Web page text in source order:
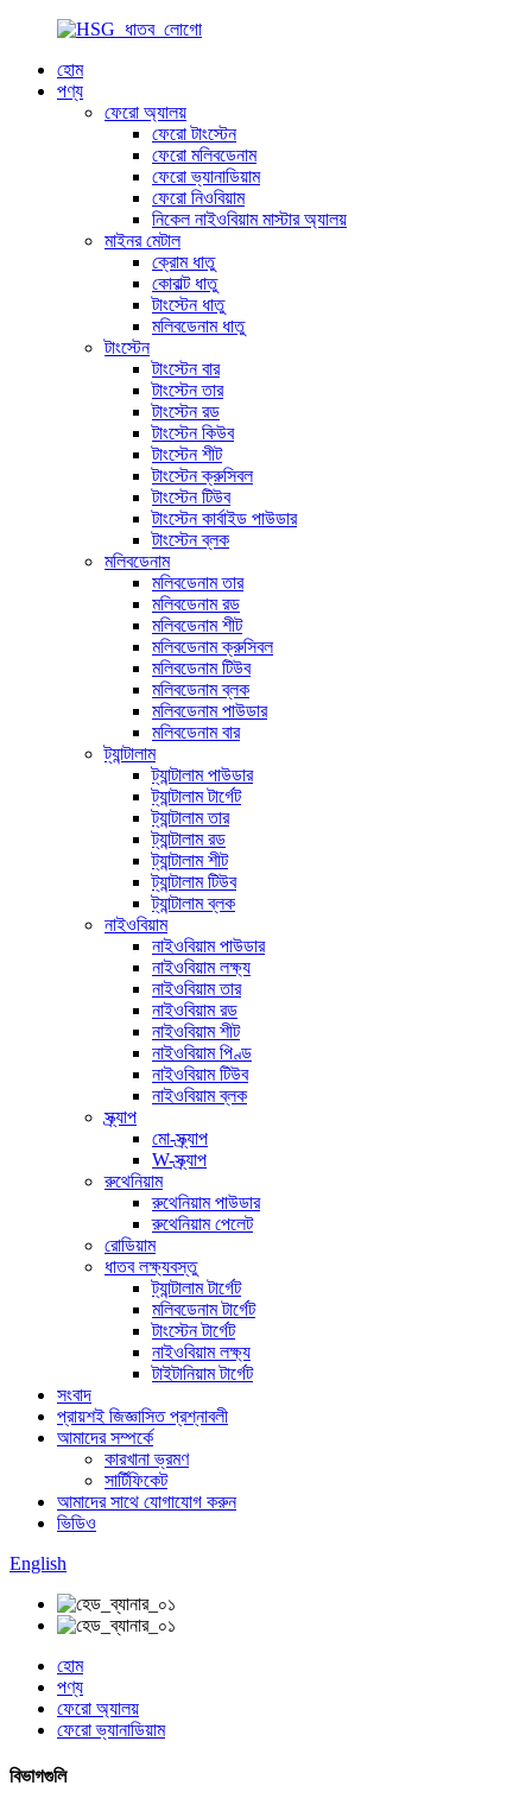
হোম
পণ্য
ফেরো অ্যালয়
ফেরো টাংস্টেন
ফেরো মলিবডেনাম
ফেরো ভ্যানাডিয়াম
ফেরো নিওবিয়াম
নিকেল নাইওবিয়াম মাস্টার অ্যালয়
মাইনর মেটাল
ক্রোম ধাতু
কোবাল্ট ধাতু
টাংস্টেন ধাতু
মলিবডেনাম ধাতু
টাংস্টেন
টাংস্টেন বার
টাংস্টেন তার
টাংস্টেন রড
টাংস্টেন কিউব
টাংস্টেন শীট
টাংস্টেন ক্রুসিবল
টাংস্টেন টিউব
টাংস্টেন কার্বাইড পাউডার
টাংস্টেন ব্লক
মলিবডেনাম
মলিবডেনাম তার
মলিবডেনাম রড
মলিবডেনাম শীট
মলিবডেনাম ক্রুসিবল
মলিবডেনাম টিউব
মলিবডেনাম ব্লক
মলিবডেনাম পাউডার
মলিবডেনাম বার
ট্যান্টালাম
ট্যান্টালাম পাউডার
ট্যান্টালাম টার্গেট
ট্যান্টালাম তার
ট্যান্টালাম রড
ট্যান্টালাম শীট
ট্যান্টালাম টিউব
ট্যান্টালাম ব্লক
নাইওবিয়াম
নাইওবিয়াম পাউডার
নাইওবিয়াম লক্ষ্য
নাইওবিয়াম তার
নাইওবিয়াম রড
নাইওবিয়াম শীট
নাইওবিয়াম পিণ্ড
নাইওবিয়াম টিউব
নাইওবিয়াম ব্লক
স্ক্র্যাপ
মো-স্ক্র্যাপ
W-স্ক্র্যাপ
রুথেনিয়াম
রুথেনিয়াম পাউডার
রুথেনিয়াম পেলেট
রোডিয়াম
ধাতব লক্ষ্যবস্তু
ট্যান্টালাম টার্গেট
মলিবডেনাম টার্গেট
টাংস্টেন টার্গেট
নাইওবিয়াম লক্ষ্য
টাইটানিয়াম টার্গেট
সংবাদ
প্রায়শই জিজ্ঞাসিত প্রশ্নাবলী
আমাদের সম্পর্কে
কারখানা ভ্রমণ
সার্টিফিকেট
আমাদের সাথে যোগাযোগ করুন
ভিডিও
English
হোম
পণ্য
ফেরো অ্যালয়
ফেরো ভ্যানাডিয়াম
বিভাগগুলি